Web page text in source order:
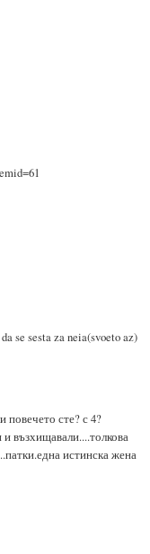
se sesta za neia(svoeto az)
повечето сте? с 4?
и възхищавали....толкова
истинска жена